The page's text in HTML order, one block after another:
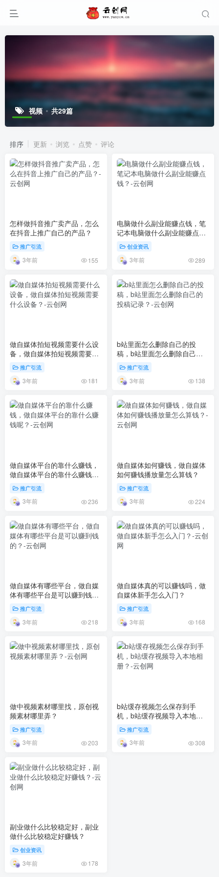
视频 共29篇
排序 更新 浏览 点赞 评论
怎样做抖音推广卖产品，怎么
在抖音上推广自己的产品？
推广引流
3年前 155
电脑做什么副业能赚点钱，笔
记本电脑做什么副业能赚点
钱？创业资讯
3年前 289
做自媒体拍短视频需要什么设
备，做自媒体拍短视频需要什
么设备？
推广引流
3年前 181
b站里面怎么删除自己的投
稿，b站里面怎么删除自己的
投稿记录？
推广引流
3年前 138
做自媒体平台的靠什么赚钱，
做自媒体平台的靠什么赚钱
推广引流
3年前 236
做自媒体如何赚钱，做自媒体
如何赚钱播放量怎么算钱？
推广引流
3年前 224
做自媒体有哪些平台，做自媒
体有哪些平台是可以赚到钱
的？推广引流
3年前 218
做自媒体真的可以赚钱吗，做
自媒体新手怎么入门？
推广引流
3年前 168
做中视频素材哪里找，原创视
频素材哪里弄？
推广引流
3年前 203
b站缓存视频怎么保存到手
机，b站缓存视频导入本地相
推广引流
3年前 308
副业做什么比较稳定好，副业
做什么比较稳定好赚钱？
创业资讯
3年前 178